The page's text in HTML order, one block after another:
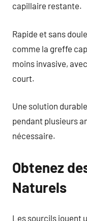
capillaire restante.
Rapide et sans
comme la greffe
moins invasive,
court.
Une solution
pendant plusieurs
nécessaire.
Obtenez
Naturels
Les sourcils jouent